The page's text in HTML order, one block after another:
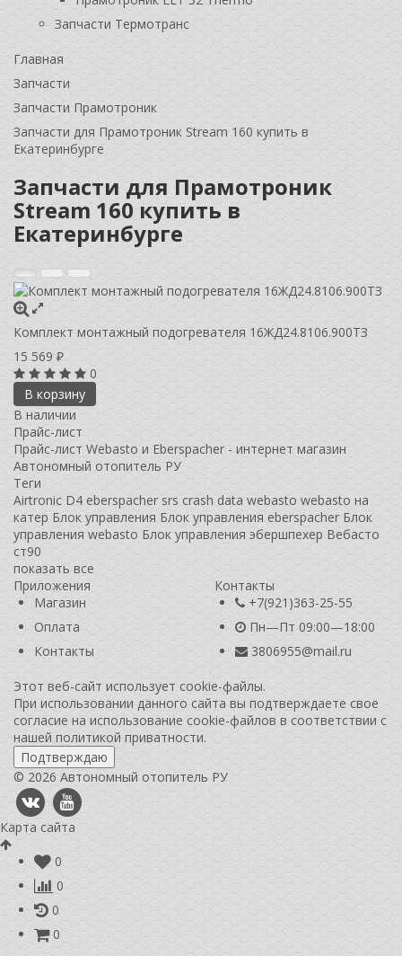
Запчасти Термотранс
Главная
Запчасти
Запчасти Прамотроник
Запчасти для Прамотроник Stream 160 купить в
Екатеринбурге
Запчасти для Прамотроник
Stream 160 купить в
Екатеринбурге
Комплект монтажный подогревателя 16ЖД24.8106.900ТЗ
15 569 ₽
0
В корзину
В наличии
Прайс-лист
Прайс-лист Webasto и Eberspacher - интернет магазин
Автономный отопитель РУ
Теги
Airtronic D4 eberspacher srs crash data webasto webasto на
катер Блок управления Блок управления eberspacher Блок
управления webasto Блок управления эбершпехер Вебасто
ст90
показать все
Приложения
Магазин
Оплата
Контакты
Контакты
+7(921)363-25-55
Пн—Пт 09:00—18:00
3806955@mail.ru
Этот веб-сайт использует cookie-файлы.
При использовании данного сайта вы подтверждаете свое
согласие на использование cookie-файлов в соответствии с
нашей политикой приватности.
Подтверждаю
© 2026 Автономный отопитель РУ
Карта сайта
0
0
0
0